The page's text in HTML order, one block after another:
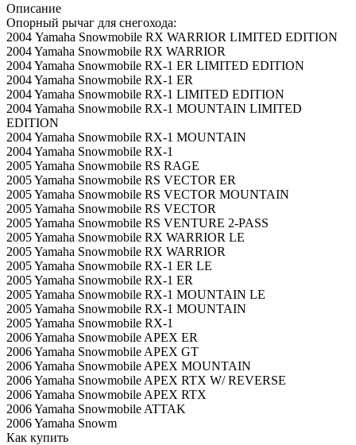
Описание
Опорный рычаг для снегохода:
2004 Yamaha Snowmobile RX WARRIOR LIMITED EDITION
2004 Yamaha Snowmobile RX WARRIOR
2004 Yamaha Snowmobile RX-1 ER LIMITED EDITION
2004 Yamaha Snowmobile RX-1 ER
2004 Yamaha Snowmobile RX-1 LIMITED EDITION
2004 Yamaha Snowmobile RX-1 MOUNTAIN LIMITED
EDITION
2004 Yamaha Snowmobile RX-1 MOUNTAIN
2004 Yamaha Snowmobile RX-1
2005 Yamaha Snowmobile RS RAGE
2005 Yamaha Snowmobile RS VECTOR ER
2005 Yamaha Snowmobile RS VECTOR MOUNTAIN
2005 Yamaha Snowmobile RS VECTOR
2005 Yamaha Snowmobile RS VENTURE 2-PASS
2005 Yamaha Snowmobile RX WARRIOR LE
2005 Yamaha Snowmobile RX WARRIOR
2005 Yamaha Snowmobile RX-1 ER LE
2005 Yamaha Snowmobile RX-1 ER
2005 Yamaha Snowmobile RX-1 MOUNTAIN LE
2005 Yamaha Snowmobile RX-1 MOUNTAIN
2005 Yamaha Snowmobile RX-1
2006 Yamaha Snowmobile APEX ER
2006 Yamaha Snowmobile APEX GT
2006 Yamaha Snowmobile APEX MOUNTAIN
2006 Yamaha Snowmobile APEX RTX W/ REVERSE
2006 Yamaha Snowmobile APEX RTX
2006 Yamaha Snowmobile ATTAK
2006 Yamaha Snowm
Как купить